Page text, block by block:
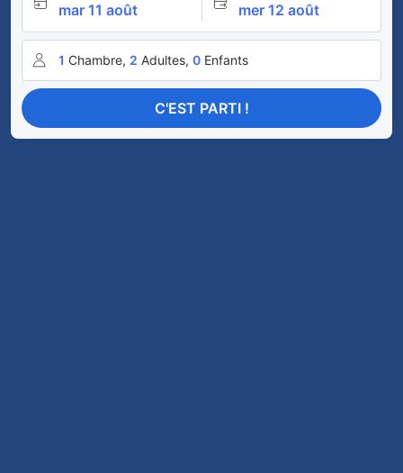
mar 11 août mer 12 août
1 Chambre, 2 Adultes, 0 Enfants
C'EST PARTI !